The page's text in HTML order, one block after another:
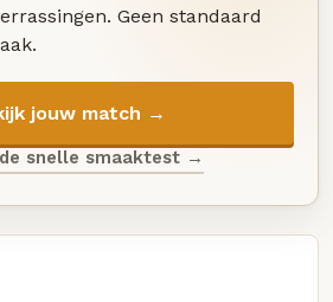
Geen standaard
jouw match →
snelle smaaktest →